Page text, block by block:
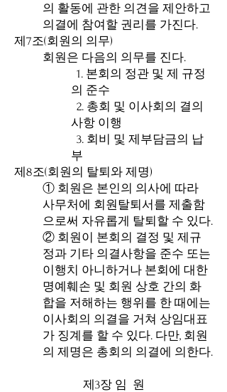
의 활동에 관한 의견을 제안하고
의결에 참여할 권리를 가진다.
제7조(회원의 의무)
회원은 다음의 의무를 진다.
1. 본회의 정관 및 제 규정
의 준수
2. 총회 및 이사회의 결의
사항 이행
3. 회비 및 제부담금의 납
부
제8조(회원의 탈퇴와 제명)
① 회원은 본인의 의사에 따라
사무처에 회원탈퇴서를 제출함
으로써 자유롭게 탈퇴할 수 있다.
② 회원이 본회의 결정 및 제규
정과 기타 의결사항을 준수 또는
이행치 아니하거나 본회에 대한
명예훼손 및 회원 상호 간의 화
합을 저해하는 행위를 한 때에는
이사회의 의결을 거쳐 상임대표
가 징계를 할 수 있다. 다만, 회원
의 제명은 총회의 의결에 의한다.
제3장 임 원